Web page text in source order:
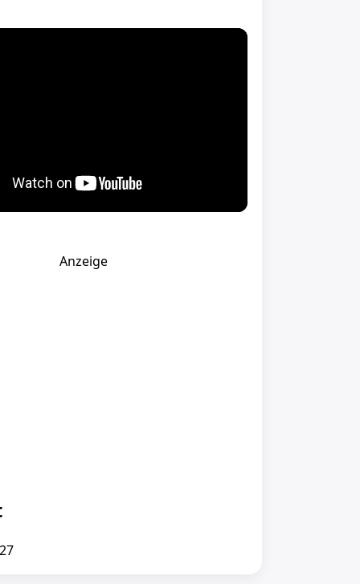
Anzeige